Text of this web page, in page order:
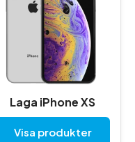
Laga iPhone XS
Visa produkter